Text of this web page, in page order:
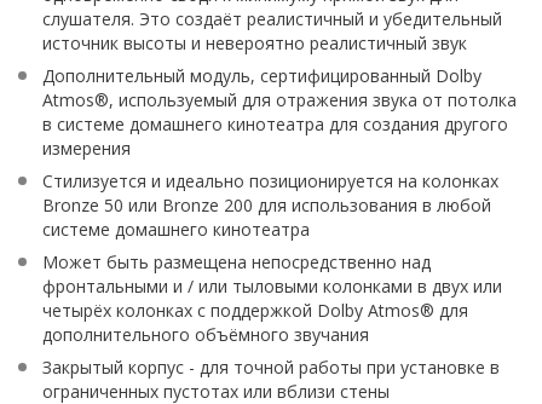
слушателя. Это создаёт реалистичный и убедительный
источник высоты и невероятно реалистичный звук
Дополнительный модуль, сертифицированный Dolby
Atmos®, используемый для отражения звука от потолка
в системе домашнего кинотеатра для создания другого
измерения
Стилизуется и идеально позиционируется на колонках
Bronze 50 или Bronze 200 для использования в любой
системе домашнего кинотеатра
Может быть размещена непосредственно над
фронтальными и / или тыловыми колонками в двух или
четырёх колонках с поддержкой Dolby Atmos® для
дополнительного объёмного звучания
Закрытый корпус - для точной работы при установке в
ограниченных пустотах или вблизи стены